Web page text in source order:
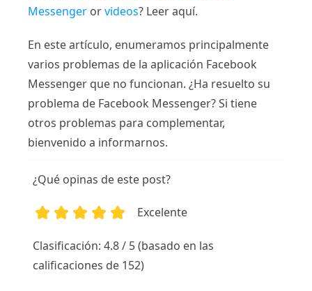
Messenger orvideos? Leer aquí.
En este artículo, enumeramos principalmente
varios problemas de la aplicación Facebook
Messenger que no funcionan. ¿Ha resuelto su
problema de Facebook Messenger? Si tiene
otros problemas para complementar,
bienvenido a informarnos.
¿Qué opinas de este post?
Excelente
Clasificación: 4.8 / 5 (basado en las
calificaciones de 152)